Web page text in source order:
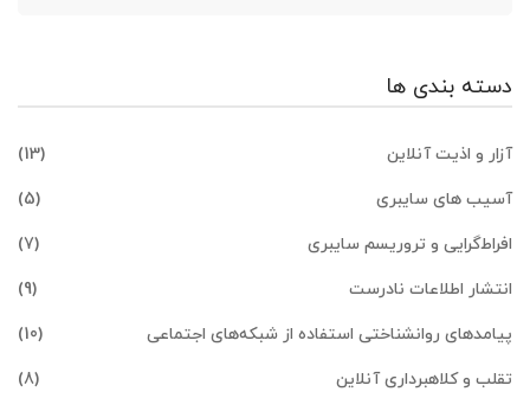
دسته بندی ها
آزار و اذیت آنلاین
(13)
آسیب های سایبری
(5)
افراط‌گرایی و تروریسم سایبری
(7)
انتشار اطلاعات نادرست
(9)
پیامدهای روانشناختی استفاده از شبکه‌های اجتماعی
(10)
تقلب و کلاهبرداری آنلاین
(8)